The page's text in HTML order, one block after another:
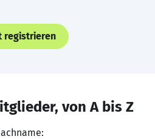
registrieren
von A bis Z